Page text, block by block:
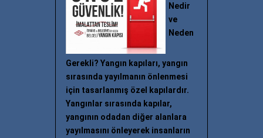
Nedir
ve
Neden
Gerekli? Yangın kapıları, yangın
sırasında yayılmanın önlenmesi
için tasarlanmış özel kapılardır.
Yangınlar sırasında kapılar,
yangının odadan diğer alanlara
yayılmasını önleyerek insanların